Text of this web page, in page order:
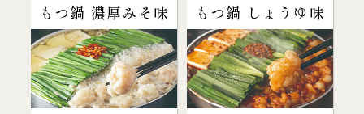
もつ鍋 濃厚みそ味 もつ鍋 しょうゆ味